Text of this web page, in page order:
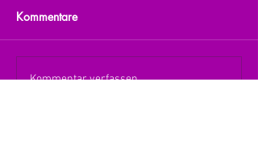
Kommentare
Kommentar verfassen...